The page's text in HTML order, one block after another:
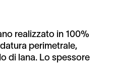
realizzato in 100%
perimetrale,
di lana. Lo spessore